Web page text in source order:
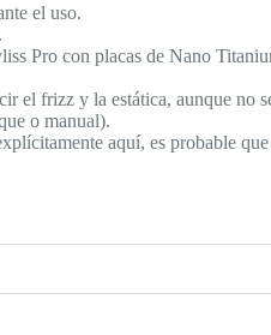
el uso.
Pro con placas de Nano
el frizz y la estática, aunque no
o manual).
aquí, es probable que